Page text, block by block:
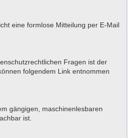
eine formlose Mitteilung per E-Mail
Fragen ist der
folgendem Link entnommen
gängigen, maschinenlesbaren
ist.